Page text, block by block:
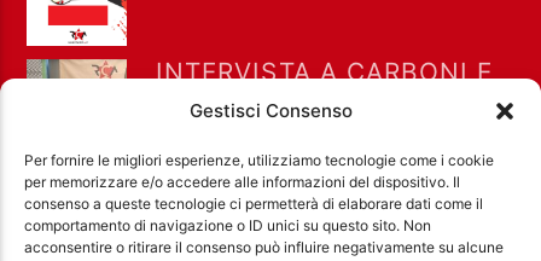
Gestisci Consenso
Per fornire le migliori esperienze, utilizziamo tecnologie come i cookie
per memorizzare e/o accedere alle informazioni del dispositivo. Il
consenso a queste tecnologie ci permetterà di elaborare dati come il
comportamento di navigazione o ID unici su questo sito. Non
acconsentire o ritirare il consenso può influire negativamente su alcune
INTERVISTA A CARBONI E
ROSATI PER “GRETA E LE
FAVOLE VERE” A “DRIVE IN
SATURDAY” DEL 25/7/2026